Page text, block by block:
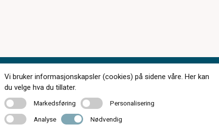
Kontakt oss
Vi bruker informasjonskapsler (cookies) på sidene våre. Her kan
du velge hva du tillater.
MarkedsføringMarkedsføring PersonaliseringPersonalisering
Analyse Analyse Nødvendig Nødvendig